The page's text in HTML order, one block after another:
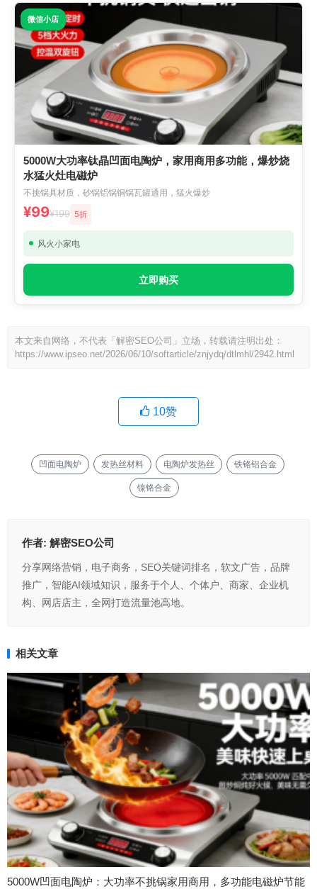
微信小店
5000W大功率钛晶凹面电陶炉，家用商用多功能，爆炒烧
水猛火灶电磁炉
不挑锅具材质，砂锅铝锅铜锅瓦罐通用，猛火爆炒
¥99¥199 5折
风火小家电
立即购买
本文来自网络，不代表「解密SEO公司」立场，转载请注明出处：
https://www.ipseo.net/2026/06/10/softarticle/znjydq/dtlmhl/2942.html
10赞
凹面电陶炉 发热丝材料 电陶炉发热丝 铁铬铝合金
镍铬合金
作者: 解密SEO公司
分享网络营销，电子商务，SEO关键词排名，软文广告，品牌
推广，智能AI领域知识，服务于个人、个体户、商家、企业机
构、网店店主，全网打造流量池高地。
相关文章
5000W凹面电陶炉：大功率不挑锅家用商用，多功能电磁炉节能